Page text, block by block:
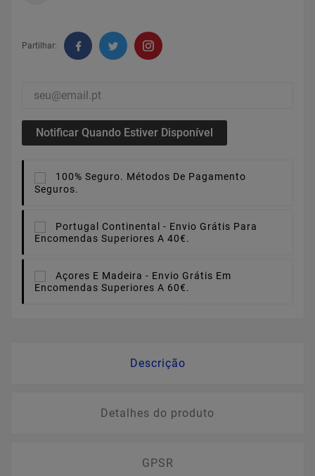
Partilhar:
Notificar Quando Estiver Disponível
100% Seguro. Métodos De Pagamento
Seguros.
Portugal Continental - Envio Grátis Para
Encomendas Superiores A 40€.
Açores E Madeira - Envio Grátis Em
Encomendas Superiores A 60€.
Descrição
Detalhes do produto
GPSR